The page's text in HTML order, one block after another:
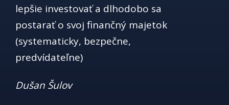
lepšie investovať a dlhodobo sa
postarať o svoj finančný majetok
(systematicky, bezpečne,
predvídateľne)
Dušan Šulov